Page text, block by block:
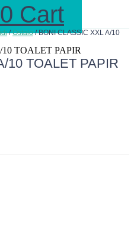
0 Cart
/Ostalo/ BONI CLASSIC XXL A/10
10 TOALET PAPIR